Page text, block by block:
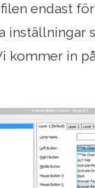
endast
inställningar
kommer in